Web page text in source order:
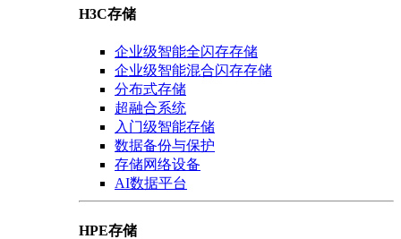
H3C存储
企业级智能全闪存存储
企业级智能混合闪存存储
分布式存储
超融合系统
入门级智能存储
数据备份与保护
存储网络设备
AI数据平台
HPE存储